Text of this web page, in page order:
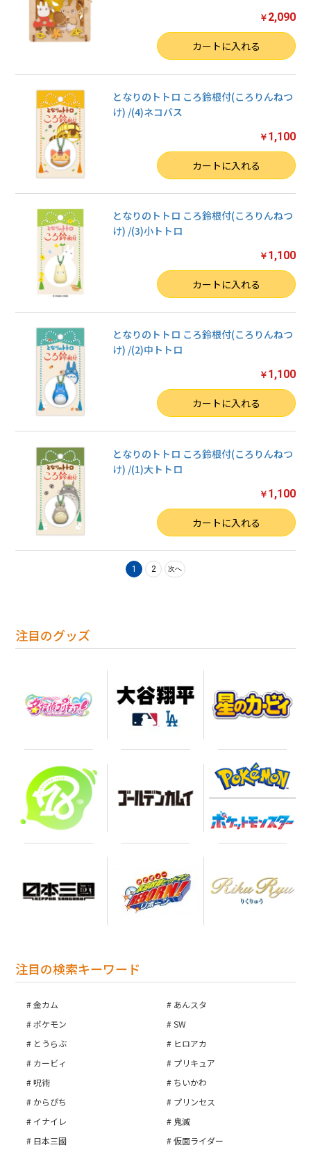
注目のグッズ
注目の検索キーワード
金カム
あんスタ
ポケモン
SW
とうらぶ
ヒロアカ
カービィ
プリキュア
呪術
ちいかわ
からぴち
プリンセス
イナイレ
鬼滅
日本三國
仮面ライダー
￥ 2,090
カートに入れる
となりのトトロ ころ鈴根付(ころりんねつ
け) /(4)ネコバス
￥ 1,100
カートに入れる
となりのトトロ ころ鈴根付(ころりんねつ
け) /(3)小トトロ
￥ 1,100
カートに入れる
となりのトトロ ころ鈴根付(ころりんねつ
け) /(2)中トトロ
￥ 1,100
カートに入れる
となりのトトロ ころ鈴根付(ころりんねつ
け) /(1)大トトロ
￥ 1,100
カートに入れる
1 2 次へ